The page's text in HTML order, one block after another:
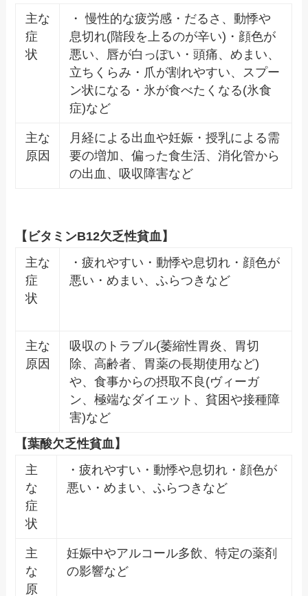
主な
症
状
・ 慢性的な疲労感・だるさ、動悸や
息切れ(階段を上るのが辛い)・顔色が
悪い、唇が白っぽい・頭痛、めまい、
立ちくらみ・爪が割れやすい、スプー
ン状になる・氷が食べたくなる(氷食
症)など
主な
原因
月経による出血や妊娠・授乳による需
要の増加、偏った食生活、消化管から
の出血、吸収障害など
【ビタミンB12欠乏性貧血】
主な
症
状
・疲れやすい・動悸や息切れ・顔色が
悪い・めまい、ふらつきなど
主な
原因
吸収のトラブル(萎縮性胃炎、胃切
除、高齢者、胃薬の長期使用など)
や、食事からの摂取不良(ヴィーガ
ン、極端なダイエット、貧困や接種障
害)など
【葉酸欠乏性貧血】
主
な
症
状
・疲れやすい・動悸や息切れ・顔色が
悪い・めまい、ふらつきなど
主
な
原
妊娠中やアルコール多飲、特定の薬剤
の影響など